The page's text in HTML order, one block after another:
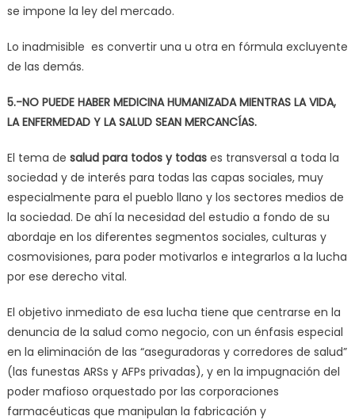
se impone la ley del mercado.
Lo inadmisible es convertir una u otra en fórmula excluyente
de las demás.
5.-NO PUEDE HABER MEDICINA HUMANIZADA MIENTRAS LA VIDA,
LA ENFERMEDAD Y LA SALUD SEAN MERCANCÍAS.
El tema de salud para todos y todases transversal a toda la
sociedad y de interés para todas las capas sociales, muy
especialmente para el pueblo llano y los sectores medios de
la sociedad. De ahí la necesidad del estudio a fondo de su
abordaje en los diferentes segmentos sociales, culturas y
cosmovisiones, para poder motivarlos e integrarlos a la lucha
por ese derecho vital.
El objetivo inmediato de esa lucha tiene que centrarse en la
denuncia de la salud como negocio, con un énfasis especial
en la eliminación de las “aseguradoras y corredores de salud”
(las funestas ARSs y AFPs privadas), y en la impugnación del
poder mafioso orquestado por las corporaciones
farmacéuticas que manipulan la fabricación y